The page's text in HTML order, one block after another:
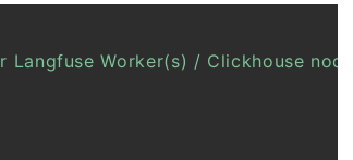
Worker(s) / Clickhouse node"